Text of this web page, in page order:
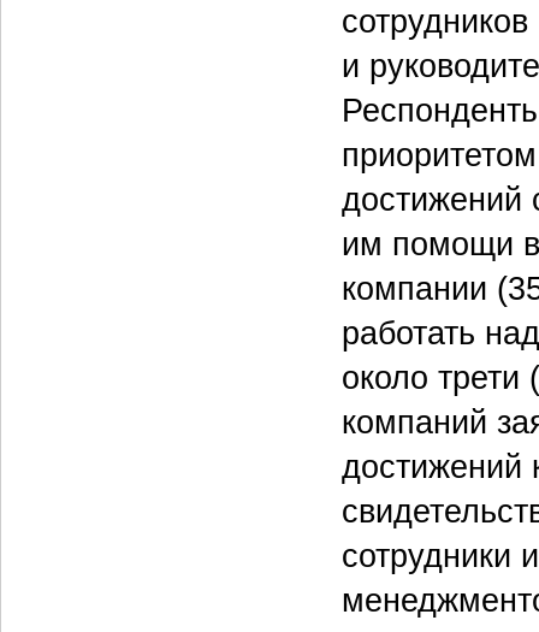
и
достижений
им помощи в
компании
работать
около трети
компаний
достижений
сотрудники